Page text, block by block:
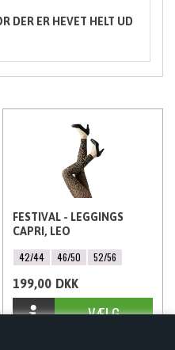
DER ER HEVET HELT UD
FESTIVAL - LEGGINGS
CAPRI, LEO
42/44 46/50 52/56
199,00 DKK